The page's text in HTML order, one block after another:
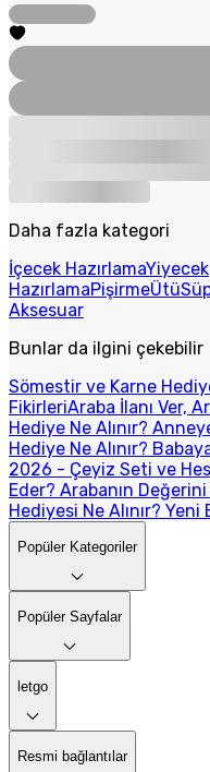
Daha fazla kategori
İçecek HazırlamaYiyecek
HazırlamaPişirmeÜtü
Aksesuar
Bunlar da ilgini çekebilir
Sömestir ve Karne
FikirleriAraba İlanı Ver,
Hediye Ne Alınır?
Hediye Ne Alınır?
2026 - Çeyiz Seti ve
Eder? Arabanın
Hediyesi Ne Alınır?
Popüler Kategoriler
Popüler Sayfalar
letgo
Resmi bağlantılar